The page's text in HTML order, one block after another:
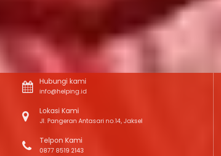
Hubungi kami
Lokasi Kami
Jl. Pangeran Antasari no.14, Jaksel
Telpon Kami
0877 8519 2143
BCA 7311 200023 & BRI 036201003067560
Yayasan Asta Tunggal Guna